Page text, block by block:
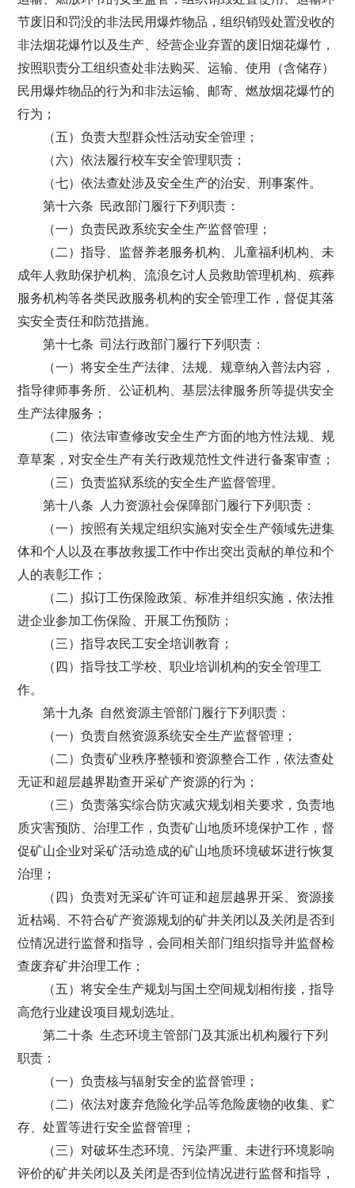
节废旧和罚没的非法民用爆炸物品，组织销毁处置没收的
非法烟花爆竹以及生产、经营企业弃置的废旧烟花爆竹，
按照职责分工组织查处非法购买、运输、使用（含储存）
民用爆炸物品的行为和非法运输、邮寄、燃放烟花爆竹的
行为；
（五）负责大型群众性活动安全管理；
（六）依法履行校车安全管理职责；
（七）依法查处涉及安全生产的治安、刑事案件。
第十六条 民政部门履行下列职责：
（一）负责民政系统安全生产监督管理；
（二）指导、监督养老服务机构、儿童福利机构、未
成年人救助保护机构、流浪乞讨人员救助管理机构、殡葬
服务机构等各类民政服务机构的安全管理工作，督促其落
实安全责任和防范措施。
第十七条 司法行政部门履行下列职责：
（一）将安全生产法律、法规、规章纳入普法内容，
指导律师事务所、公证机构、基层法律服务所等提供安全
生产法律服务；
（二）依法审查修改安全生产方面的地方性法规、规
章草案，对安全生产有关行政规范性文件进行备案审查；
（三）负责监狱系统的安全生产监督管理。
第十八条 人力资源社会保障部门履行下列职责：
（一）按照有关规定组织实施对安全生产领域先进集
体和个人以及在事故救援工作中作出突出贡献的单位和个
人的表彰工作；
（二）拟订工伤保险政策、标准并组织实施，依法推
进企业参加工伤保险、开展工伤预防；
（三）指导农民工安全培训教育；
（四）指导技工学校、职业培训机构的安全管理工
作。
第十九条 自然资源主管部门履行下列职责：
（一）负责自然资源系统安全生产监督管理；
（二）负责矿业秩序整顿和资源整合工作，依法查处
无证和超层越界勘查开采矿产资源的行为；
（三）负责落实综合防灾减灾规划相关要求，负责地
质灾害预防、治理工作，负责矿山地质环境保护工作，督
促矿山企业对采矿活动造成的矿山地质环境破坏进行恢复
治理；
（四）负责对无采矿许可证和超层越界开采、资源接
近枯竭、不符合矿产资源规划的矿井关闭以及关闭是否到
位情况进行监督和指导，会同相关部门组织指导并监督检
查废弃矿井治理工作；
（五）将安全生产规划与国土空间规划相衔接，指导
高危行业建设项目规划选址。
第二十条 生态环境主管部门及其派出机构履行下列
职责：
（一）负责核与辐射安全的监督管理；
（二）依法对废弃危险化学品等危险废物的收集、贮
存、处置等进行安全监督管理；
（三）对破坏生态环境、污染严重、未进行环境影响
评价的矿井关闭以及关闭是否到位情况进行监督和指导，